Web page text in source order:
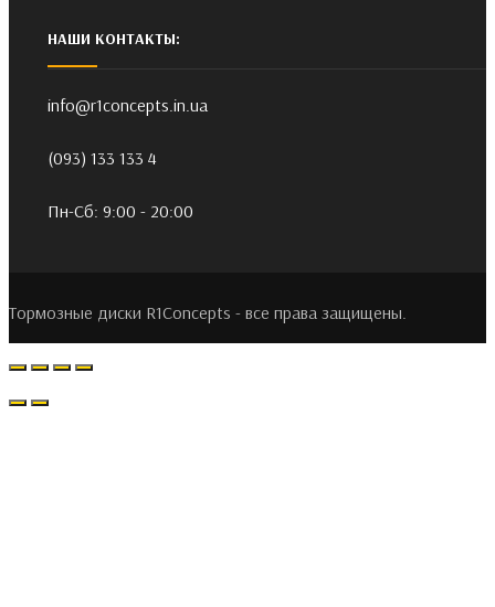
НАШИ КОНТАКТЫ:
info@r1concepts.in.ua
(093) 133 133 4
Пн-Сб: 9:00 - 20:00
Тормозные диски R1Concepts - все права защищены.